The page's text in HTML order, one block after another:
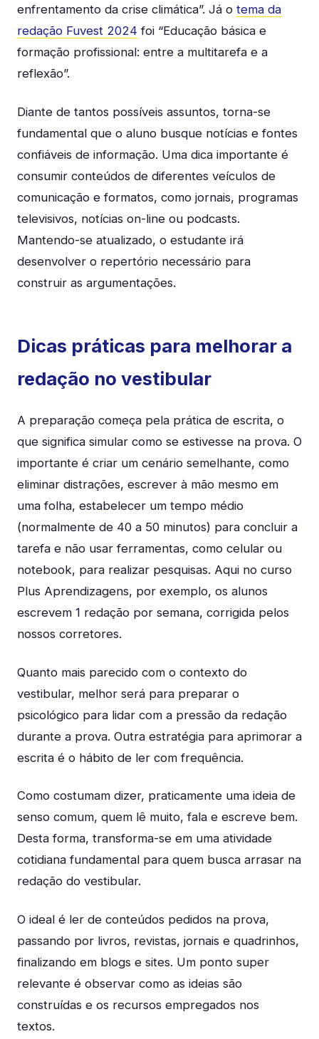
enfrentamento da crise climática”. Já o tema da
redação Fuvest 2024 foi “Educação básica e
formação profissional: entre a multitarefa e a
reflexão”.
Diante de tantos possíveis assuntos, torna-se
fundamental que o aluno busque notícias e fontes
confiáveis de informação. Uma dica importante é
consumir conteúdos de diferentes veículos de
comunicação e formatos, como jornais, programas
televisivos, notícias on-line ou podcasts.
Mantendo-se atualizado, o estudante irá
desenvolver o repertório necessário para
construir as argumentações.
Dicas práticas para melhorar a
redação no vestibular
A preparação começa pela prática de escrita, o
que significa simular como se estivesse na prova. O
importante é criar um cenário semelhante, como
eliminar distrações, escrever à mão mesmo em
uma folha, estabelecer um tempo médio
(normalmente de 40 a 50 minutos) para concluir a
tarefa e não usar ferramentas, como celular ou
notebook, para realizar pesquisas. Aqui no curso
Plus Aprendizagens, por exemplo, os alunos
escrevem 1 redação por semana, corrigida pelos
nossos corretores.
Quanto mais parecido com o contexto do
vestibular, melhor será para preparar o
psicológico para lidar com a pressão da redação
durante a prova. Outra estratégia para aprimorar a
escrita é o hábito de ler com frequência.
Como costumam dizer, praticamente uma ideia de
senso comum, quem lê muito, fala e escreve bem.
Desta forma, transforma-se em uma atividade
cotidiana fundamental para quem busca arrasar na
redação do vestibular.
O ideal é ler de conteúdos pedidos na prova,
passando por livros, revistas, jornais e quadrinhos,
finalizando em blogs e sites. Um ponto super
relevante é observar como as ideias são
construídas e os recursos empregados nos
textos.